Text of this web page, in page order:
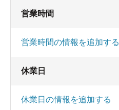
営業時間
営業時間の情報を追加する
休業日
休業日の情報を追加する